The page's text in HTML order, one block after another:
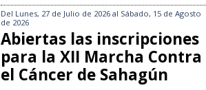
Del Lunes, 27 de Julio de 2026 al Sábado, 15 de Agosto
de 2026
Abiertas las inscripciones
para la XII Marcha Contra
el Cáncer de Sahagún